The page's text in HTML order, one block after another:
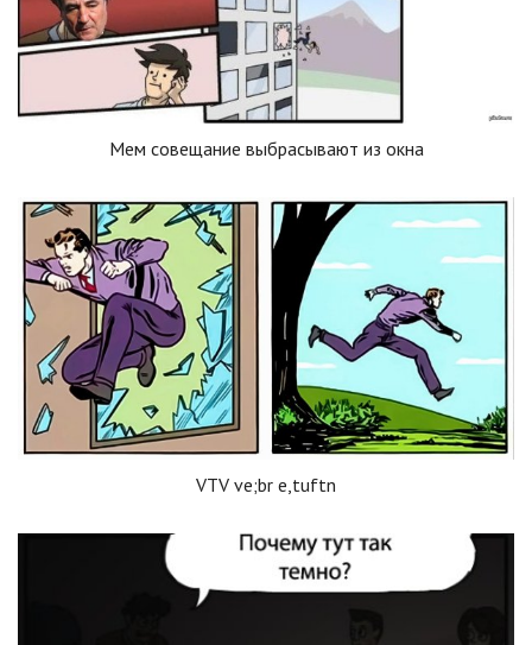
Мем совещание выбрасывают из окна
VTV ve;br e,tuftn